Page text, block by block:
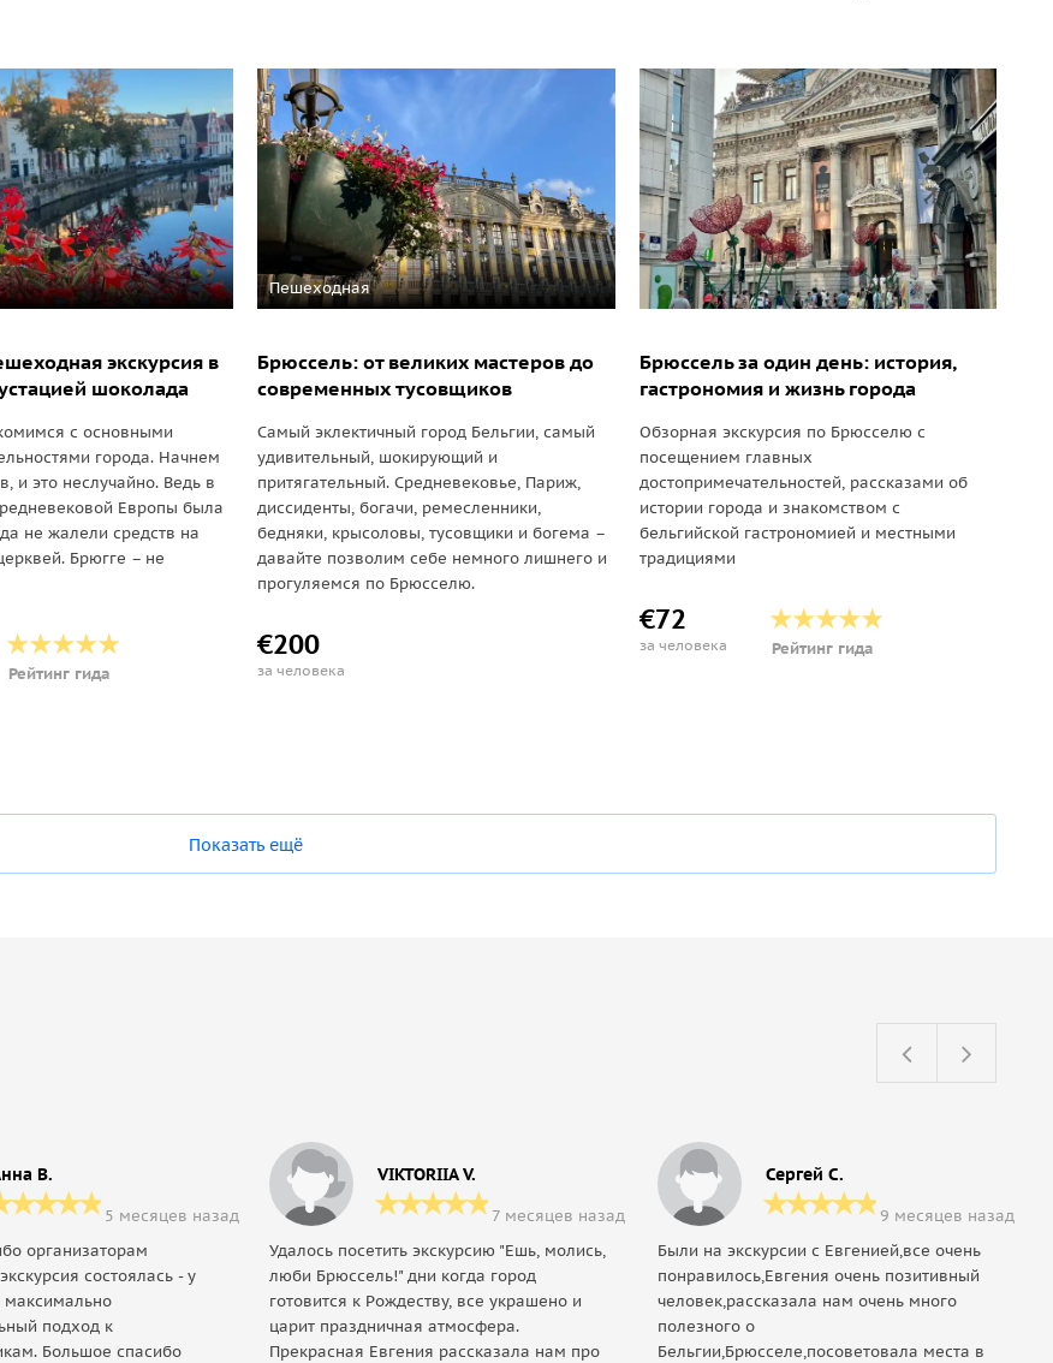
экскурсия в
шоколада
с основными
города. Начнем
и это неслучайно. Ведь в
Европы была
не жалели средств на
Брюгге – не
Рейтинг гида
Пешеходная
Брюссель: от великих мастеров до
современных тусовщиков
Самый эклектичный город Бельгии, самый
удивительный, шокирующий и
притягательный. Средневековье, Париж,
диссиденты, богачи, ремесленники,
бедняки, крысоловы, тусовщики и богема –
давайте позволим себе немного лишнего и
прогуляемся по Брюсселю.
€200
за человека
Брюссель за один день: история,
гастрономия и жизнь города
Обзорная экскурсия по Брюсселю с
посещением главных
достопримечательностей, рассказами об
истории города и знакомством с
бельгийской гастрономией и местными
традициями
€72
за человека Рейтинг гида
Показать ещё
В.
5 месяцев назад
организаторам
состоялась - у
максимально
подход к
Большое спасибо
VIKTORIIA V.
7 месяцев назад
Удалось посетить экскурсию "Ешь, молись,
люби Брюссель!" дни когда город
готовится к Рождеству, все украшено и
царит праздничная атмосфера.
Прекрасная Евгения рассказала нам про
Сергей С.
9 месяцев назад
Были на экскурсии с Евгенией,все очень
понравилось,Евгения очень позитивный
человек,рассказала нам очень много
полезного о
Бельгии,Брюсселе,посоветовала места в